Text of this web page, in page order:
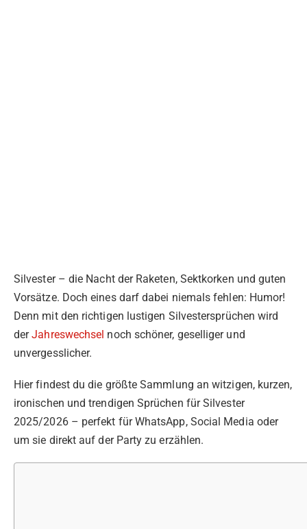
Silvester – die Nacht der Raketen, Sektkorken und guten
Vorsätze. Doch eines darf dabei niemals fehlen: Humor!
Denn mit den richtigen lustigen Silvestersprüchen wird
derJahreswechsel noch schöner, geselliger und
unvergesslicher.
Hier findest du die größte Sammlung an witzigen, kurzen,
ironischen und trendigen Sprüchen für Silvester
2025/2026 – perfekt für WhatsApp, Social Media oder
um sie direkt auf der Party zu erzählen.